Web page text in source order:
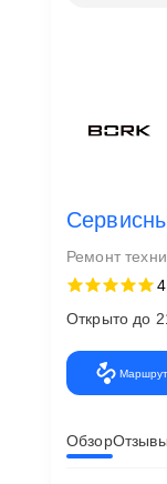
Ремонт
Открыто до
Маршрут
Обзор